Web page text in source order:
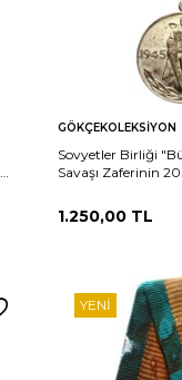
Sepete
Ekle
GÖKÇEKOLEKSIYON
Sovyetler Birliği
Savaşı Zaferinin
MVM2224
1.250,00 TL
YENI